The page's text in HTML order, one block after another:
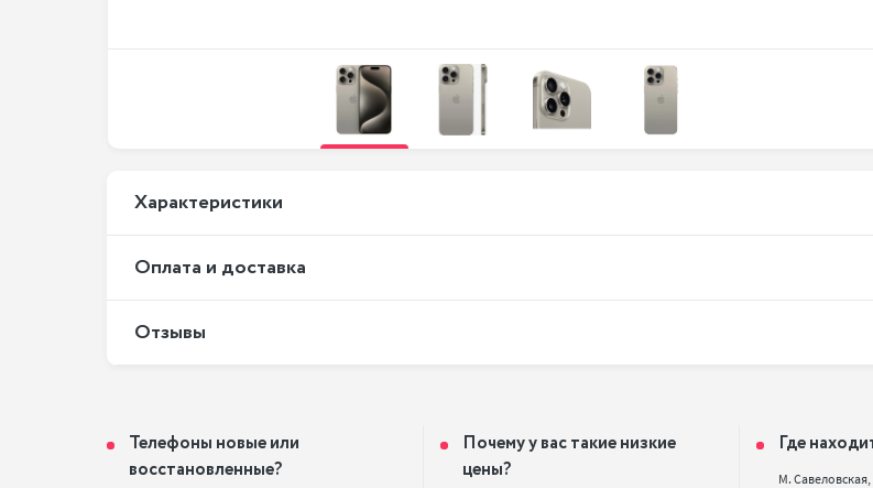
Xарактеристики
Оплата и доставка
Отзывы
Телефоны новые или
восстановленные?
Почему у вас такие низкие
цены?
Где
М.